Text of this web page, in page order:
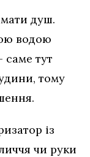
душ.
водою
саме тут
тому
із
чи руки